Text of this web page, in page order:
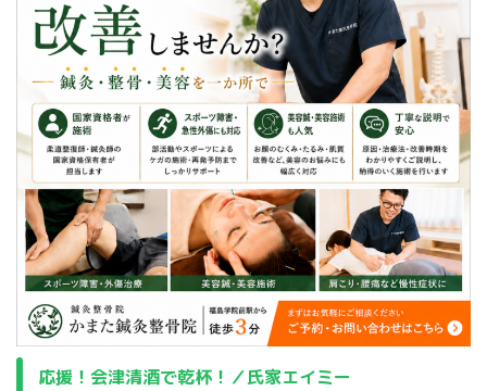
応援！会津清酒で乾杯！／氏家エイミー